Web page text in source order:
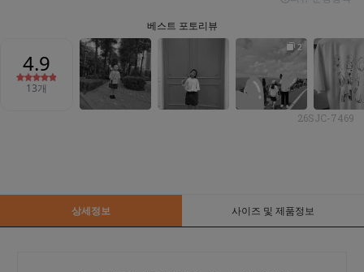
26SJC-7469
상세정보 사이즈 및 제품정보